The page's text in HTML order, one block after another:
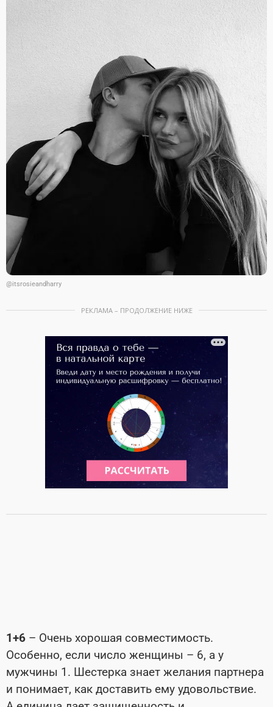
@itsrosieandharry
РЕКЛАМА – ПРОДОЛЖЕНИЕ НИЖЕ
1+6 – Очень хорошая совместимость.
Особенно, если число женщины – 6, а у
мужчины 1. Шестерка знает желания партнера
и понимает, как доставить ему удовольствие.